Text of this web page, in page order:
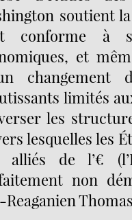
soutient
conforme à
et
changement
limités
les
lesquelles les
alliés de l’€
non
Reaganien